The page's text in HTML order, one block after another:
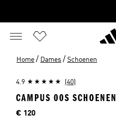
Home / Dames / Schoenen
4.9 (40)
CAMPUS 00S SCHOENEN
Prijs
€ 120